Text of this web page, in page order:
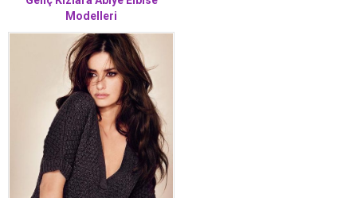
Modelleri